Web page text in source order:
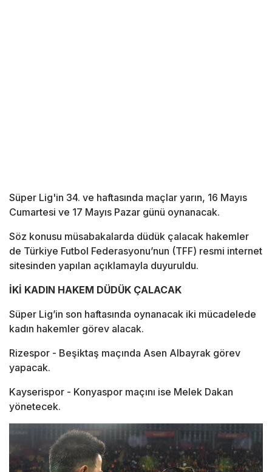
Süper Lig'in 34. ve haftasında maçlar yarın, 16 Mayıs
Cumartesi ve 17 Mayıs Pazar günü oynanacak.
Söz konusu müsabakalarda düdük çalacak hakemler
de Türkiye Futbol Federasyonu’nun (TFF) resmi internet
sitesinden yapılan açıklamayla duyuruldu.
İKİ KADIN HAKEM DÜDÜK ÇALACAK
Süper Lig’in son haftasında oynanacak iki mücadelede
kadın hakemler görev alacak.
Rizespor - Beşiktaş maçında Asen Albayrak görev
yapacak.
Kayserispor - Konyaspor maçını ise Melek Dakan
yönetecek.